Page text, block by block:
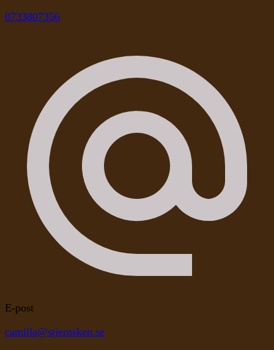
0733807356
E-post
camilla@stjernsken.se